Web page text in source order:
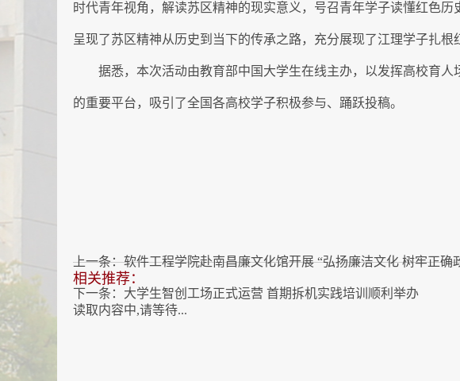
时代青年视角，解读苏区精神的现实意义，号召青年学子读懂红色
呈现了苏区精神从历史到当下的传承之路，充分展现了江理学子扎根
据悉，本次活动由教育部中 国大学生在线主办，以发挥高校育人
的重要平台，吸引了全国各高校学子积极参与、踊跃投稿。
上一条：软件工程学院赴南昌廉文化馆开展 “弘扬廉洁文化 树牢正确
下一条： 大学生智创工场正式运营 首期拆机实践培训顺利举办
相关推荐：
读取内容中,请等待...